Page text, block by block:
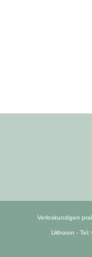
Verloskundigen
Uithoorn -